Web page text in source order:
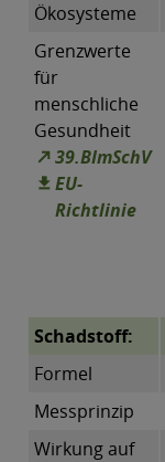
Ökosysteme
Grenzwerte
für
menschliche
Gesundheit
39.BImSchV
EU-
Richtlinie
Schadstoff:
Formel
Messprinzip
Wirkung auf